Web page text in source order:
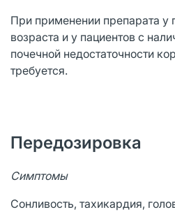
При применении препарата у
возраста и у пациентов с
почечной недостаточности
требуется.
Передозировка
Симптомы
Сонливость, тахикардия,